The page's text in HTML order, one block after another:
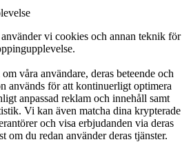
vi cookies och annan teknik för
våra användare, deras beteende och
används för att kontinuerligt optimera
anpassad reklam och innehåll samt
Vi kan även matcha dina krypterade
och visa erbjudanden via deras
om du redan använder deras tjänster.